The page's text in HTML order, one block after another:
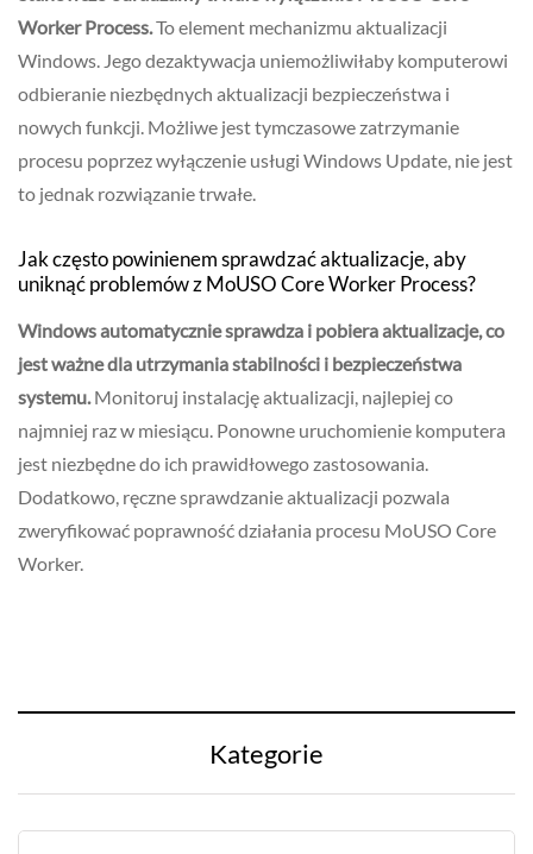
Worker Process.To element mechanizmu aktualizacji
Windows. Jego dezaktywacja uniemożliwiłaby komputerowi
odbieranie niezbędnych aktualizacji bezpieczeństwa i
nowych funkcji. Możliwe jest tymczasowe zatrzymanie
procesu poprzez wyłączenie usługi Windows Update, nie jest
to jednak rozwiązanie trwałe.
Jak często powinienem sprawdzać aktualizacje, aby
uniknąć problemów z MoUSO Core Worker Process?
Windows automatycznie sprawdza i pobiera aktualizacje, co
jest ważne dla utrzymania stabilności i bezpieczeństwa
systemu.Monitoruj instalację aktualizacji, najlepiej co
najmniej raz w miesiącu. Ponowne uruchomienie komputera
jest niezbędne do ich prawidłowego zastosowania.
Dodatkowo, ręczne sprawdzanie aktualizacji pozwala
zweryfikować poprawność działania procesu MoUSO Core
Worker.
Kategorie